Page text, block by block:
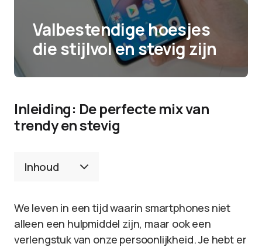
Valbestendige hoesjes
die stijlvol en stevig zijn
Inleiding: De perfecte mix van
trendy en stevig
Inhoud
We leven in een tijd waarin smartphones niet
alleen een hulpmiddel zijn, maar ook een
verlengstuk van onze persoonlijkheid. Je hebt er